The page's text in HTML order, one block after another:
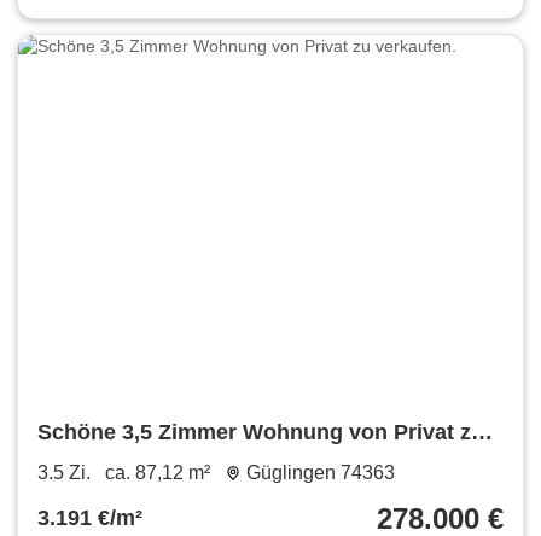
Schöne 3,5 Zimmer Wohnung von Privat zu
verkaufen.
3.5 Zi. ca. 87,12 m² Güglingen 74363
3.191 €/m² 278.000 €